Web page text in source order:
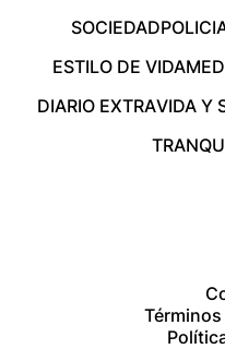
SOCIEDAD
ESTILO DE VIDA
DIARIO EXTRAVIDA Y